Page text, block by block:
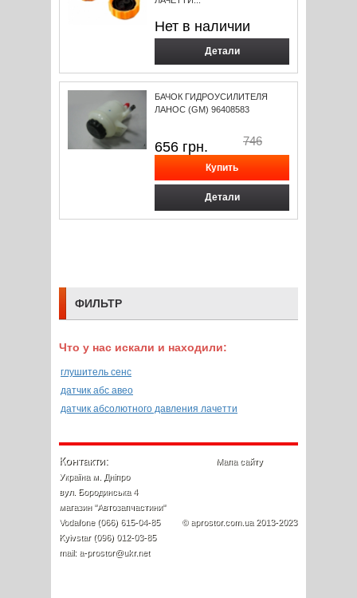
Нет в наличии
Детали
БАЧОК ГИДРОУСИЛИТЕЛЯ
ЛАНОС (GM) 96408583
656 грн. 746
Детали
ФИЛЬТР
Что у нас искали и находили:
глушитель сенс
датчик абс авео
датчик абсолютного давления лачетти
Контакти:
Україна м. Дніпро
вул. Бородинська 4
магазин "Автозапчастини"
Vodafone (066) 615-04-85
Kyivstar (096) 012-03-85
mail: a-prostor@ukr.net
Мапа сайту
© aprostor.com.ua 2013-2023